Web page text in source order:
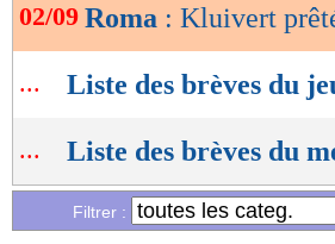
Lu 11.584 fois -
02/09 Roma : Kluivert
... Liste des brèves du
... Liste des brèves du
Filtrer :